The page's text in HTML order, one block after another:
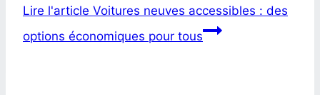
Lire l'article Voitures neuves accessibles : des
options économiques pour tous